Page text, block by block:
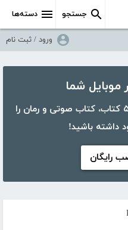
دسته‌ها جستجو
ورود / ثبت نام
با اپلیکیشن کتابراه، بیش از ۵۰،۰۰۰ کتاب، کتاب صوتی و رمان را
داشته باشید!
رایگان